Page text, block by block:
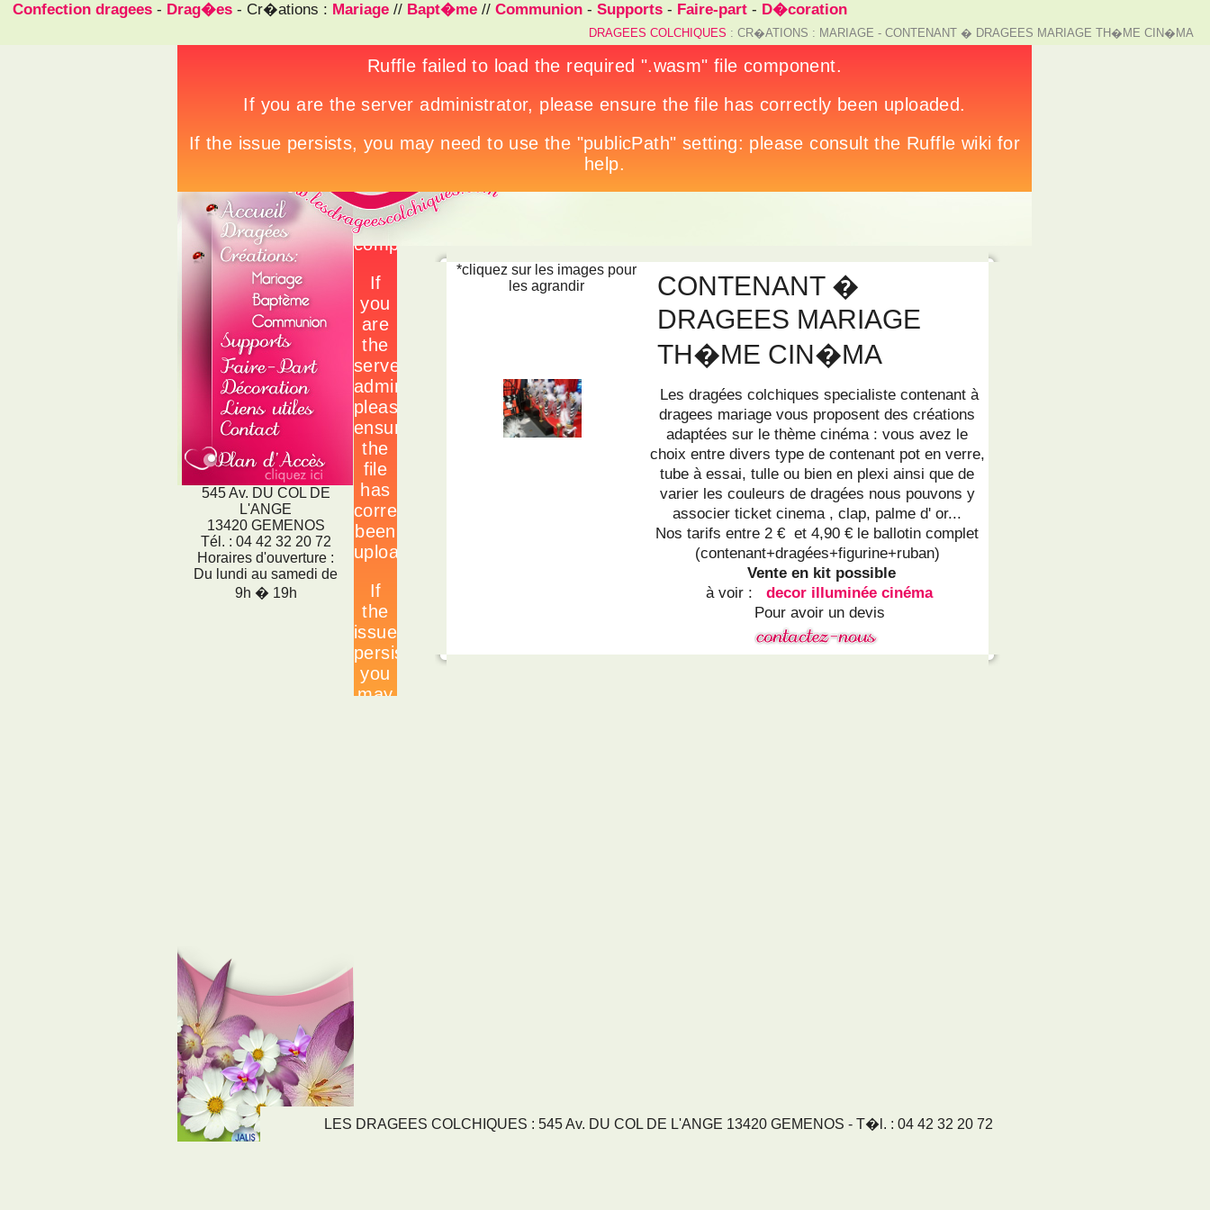
Confection dragees- Drag�es- Cr�ations : Mariage// Bapt�me// Communion- Supports- Faire-part- D�coration
DRAGEES COLCHIQUES : CR�ATIONS : MARIAGE - CONTENANT � DRAGEES MARIAGE TH�ME CIN�MA
545 Av. DU COL DE
L'ANGE
13420 GEMENOS
Tél. : 04 42 32 20 72
Horaires d'ouverture :
Du lundi au samedi de
9h � 19h
*cliquez sur les images pour
les agrandir
CONTENANT �
DRAGEES MARIAGE
TH�ME CIN�MA
Les dragées colchiques specialiste contenant à
dragees mariage vous proposent des créations
adaptées sur le thème cinéma : vous avez le
choix entre divers type de contenant pot en verre,
tube à essai, tulle ou bien en plexi ainsi que de
varier les couleurs de dragées nous pouvons y
associer ticket cinema , clap, palme d' or...
Nos tarifs entre 2 € et 4,90 € le ballotin complet
(contenant+dragées+figurine+ruban)
Vente en kit possible
à voir : decor illuminée cinéma
Pour avoir un devis
LES DRAGEES COLCHIQUES : 545 Av. DU COL DE L'ANGE 13420 GEMENOS - T�l. : 04 42 32 20 72